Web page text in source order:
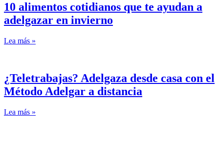
10 alimentos cotidianos que te ayudan a
adelgazar en invierno
Lea más »
¿Teletrabajas? Adelgaza desde casa con el
Método Adelgar a distancia
Lea más »